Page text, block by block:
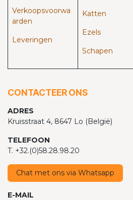
Verkoopsvoorwa
arden
Leveringen
Katten
Ezels
Schapen
CONTACTEER ONS
ADRES
Kruisstraat 4, 8647 Lo (België)
TELEFOON
T. +32.(0)58.28.98.20
Chat met ons via Whatsapp
E-MAIL